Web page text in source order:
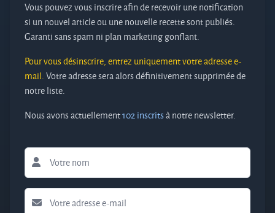
Vous pouvez vous inscrire afin de recevoir une notification
si un nouvel article ou une nouvelle recette sont publiés.
Garanti sans spam ni plan marketing gonflant.
Pour vous désinscrire, entrez uniquement votre adresse e-
mail.Votre adresse sera alors définitivement supprimée de
notre liste.
Nous avons actuellement102 inscritsà notre newsletter.